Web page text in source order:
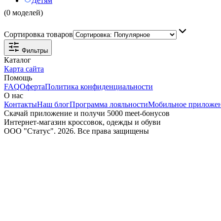
(0 моделей)
Сортировка товаров
Фильтры
Каталог
Карта сайта
Помощь
FAQОфертаПолитика конфиденциальности
О нас
КонтактыНаш блогПрограмма лояльностиМобильное
Скачай приложение и получи 5000 meet-бонусов
Интернет-магазин кроссовок, одежды и обуви
ООО "Статус". 2026. Все права защищены